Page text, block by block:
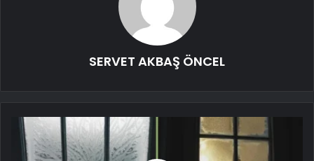
SERVET AKBAŞ ÖNCEL